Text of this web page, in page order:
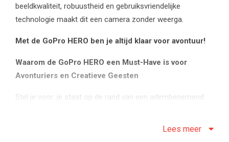
beeldkwaliteit, robuustheid en gebruiksvriendelijke
technologie maakt dit een camera zonder weerga.
Met de GoPro HERO ben je altijd klaar voor avontuur!
Waarom de GoPro HERO een Must-Have is voor
Avonturiers en Creatieve Geesten
Stel je voor: je staat op de rand van een adembenemend
zon breekt door de wolken en werpt een gouden gloed
Lees meer